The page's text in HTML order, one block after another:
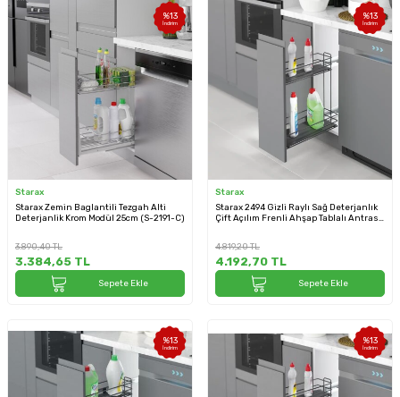
%13
İndirim
Starax
Starax Zemin Baglantili Tezgah Alti
Deterjanlik Krom Modül 25cm (S-2191-C)
3.890,40TL
3.384,65 TL
Sepete Ekle
%13
İndirim
Starax
Starax 2494 Gizli Raylı Sağ Deterjanlık
Çift Açılım Frenli Ahşap Tablalı Antrasit
4.819,20TL
4.192,70 TL
Sepete Ekle
%13
İndirim
%13
İndirim